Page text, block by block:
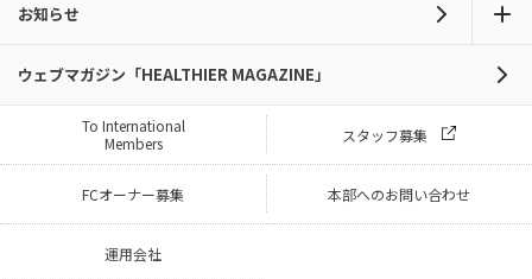
お知らせ
ウェブマガジン「HEALTHIER MAGAZINE」
To International
Members
スタッフ募集
FCオーナー募集 本部へのお問い合わせ
運用会社